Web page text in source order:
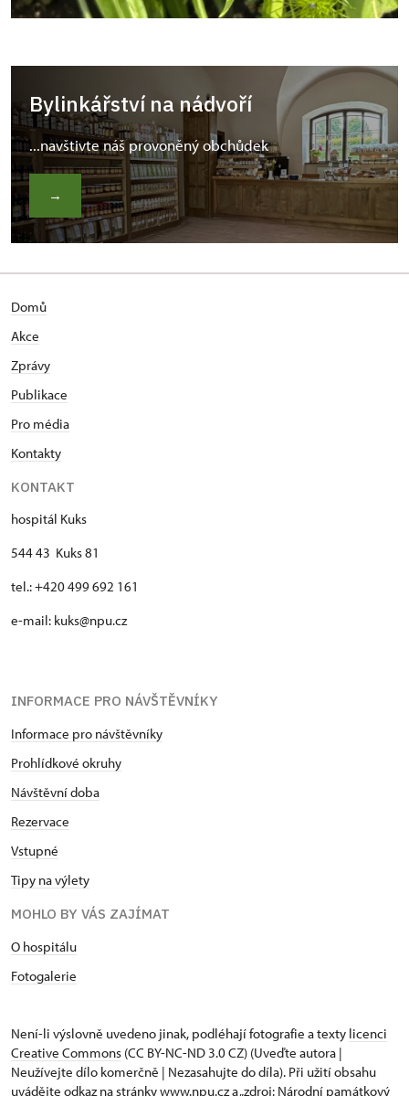
Bylinkářství na nádvoří
...navštivte náš provoněný obchůdek
→
Domů
Akce
Zprávy
Publikace
Pro média
Kontakty
KONTAKT
hospitál Kuks
544 43 Kuks 81
tel.: +420 499 692 161
e-mail: kuks@npu.cz
INFORMACE PRO NÁVŠTĚVNÍKY
Informace pro návštěvníky
Prohlídkové okruhy
Návštěvní doba
Rezervace
Vstupné
Tipy na výlety
MOHLO BY VÁS ZAJÍMAT
O hospitálu
Fotogalerie
Není-li výslovně uvedeno jinak, podléhají fotografie a texty licenci
Creative Commons (CC BY-NC-ND 3.0 CZ) (Uveďte autora |
Neužívejte dílo komerčně | Nezasahujte do díla). Při užití obsahu
uvádějte odkaz na stránky www.npu.cz a „zdroj: Národní památkový